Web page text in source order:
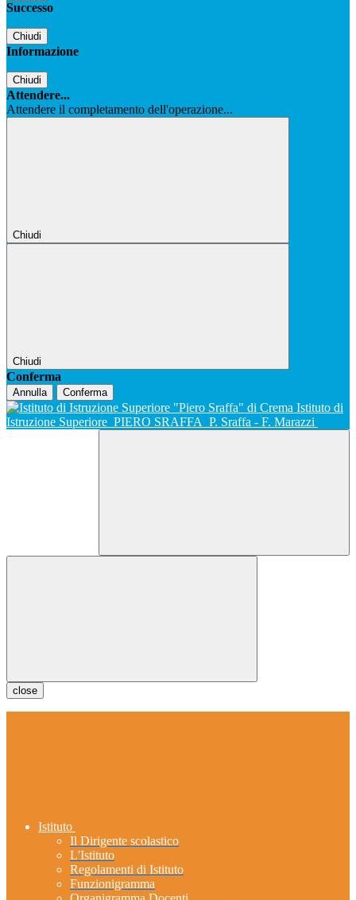
Successo
Chiudi
Informazione
Chiudi
Attendere...
Attendere il completamento dell'operazione...
Chiudi
Chiudi
Conferma
Annulla Conferma
Istituto di
Istruzione Superiore PIERO SRAFFA P. Sraffa - F. Marazzi
close
Istituto
Il Dirigente scolastico
L'Istituto
Regolamenti di Istituto
Funzionigramma